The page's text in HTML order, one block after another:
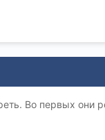
Во первых они